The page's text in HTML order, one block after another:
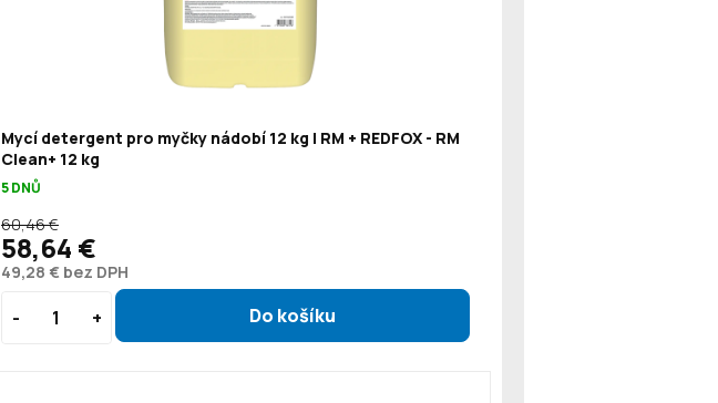
Mycí detergent pro myčky nádobí 12 kg | RM + REDFOX - RM
Clean+ 12 kg
5 DNŮ
49,28 € bez DPH
60,46 €
58,64 €